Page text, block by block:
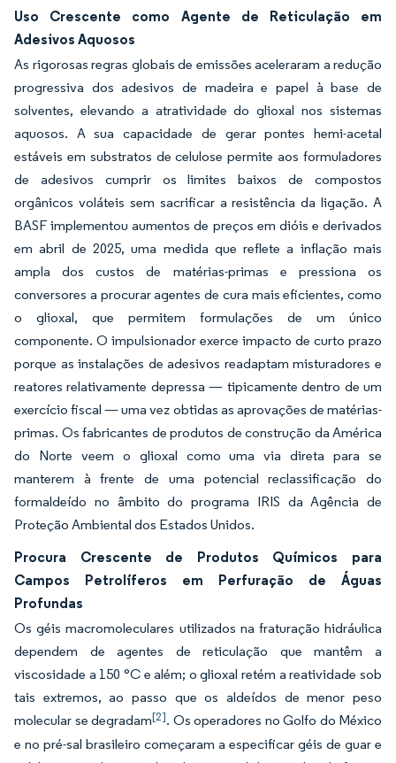
Uso Crescente como Agente de Reticulação em
Adesivos Aquosos
As rigorosas regras globais de emissões aceleraram a redução
progressiva dos adesivos de madeira e papel à base de
solventes, elevando a atratividade do glioxal nos sistemas
aquosos. A sua capacidade de gerar pontes hemi-acetal
estáveis em substratos de celulose permite aos formuladores
de adesivos cumprir os limites baixos de compostos
orgânicos voláteis sem sacrificar a resistência da ligação. A
BASF implementou aumentos de preços em dióis e derivados
em abril de 2025, uma medida que reflete a inflação mais
ampla dos custos de matérias-primas e pressiona os
conversores a procurar agentes de cura mais eficientes, como
o glioxal, que permitem formulações de um único
componente. O impulsionador exerce impacto de curto prazo
porque as instalações de adesivos readaptam misturadores e
reatores relativamente depressa — tipicamente dentro de um
exercício fiscal — uma vez obtidas as aprovações de matérias-
primas. Os fabricantes de produtos de construção da América
do Norte veem o glioxal como uma via direta para se
manterem à frente de uma potencial reclassificação do
formaldeído no âmbito do programa IRIS da Agência de
Proteção Ambiental dos Estados Unidos.
Procura Crescente de Produtos Químicos para
Campos Petrolíferos em Perfuração de Águas
Profundas
Os géis macromoleculares utilizados na fraturação hidráulica
dependem de agentes de reticulação que mantêm a
viscosidade a 150 °C e além; o glioxal retém a reatividade sob
tais extremos, ao passo que os aldeídos de menor peso
molecular se degradam[2]. Os operadores no Golfo do México
e no pré-sal brasileiro começaram a especificar géis de guar e